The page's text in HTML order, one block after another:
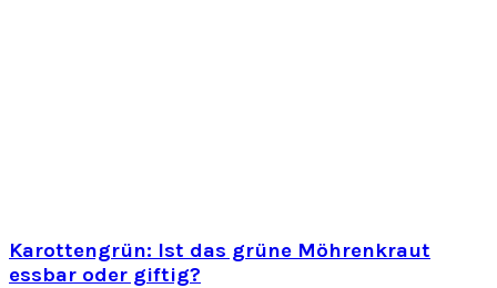
Karottengrün: Ist das grüne Möhrenkraut
essbar oder giftig?